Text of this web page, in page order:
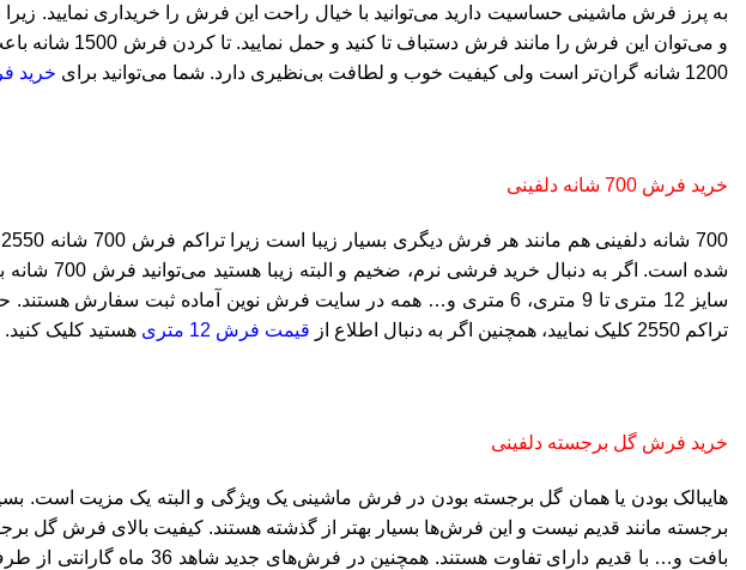
1200 شانه گران‌تر است ولی کیفیت خوب و لطافت بی‌نظیری دارد. شما می‌توانید برای
خرید فرش
خرید فرش 700 شانه دلفینی
شده است.
سایز 12 متری تا 9 متری، 6 متری و… همه در سایت فرش نوین آماده ثبت سفارش هستند. حتی اگر قالیچه یا پادری می‌خواهید می‌توانید خرید خود را از سایت ما انجام دهید. برای
تراکم 2550 کلیک نمایید، همچنین اگر به دنبال اطلاع از
قیمت فرش 12 متری هستید کلیک کنید.
خرید فرش گل برجسته دلفینی
هایبالک بودن یا همان گل برجسته بودن در فرش ماشینی یک ویژگی و البته یک مزیت است.
برجسته مانند قدیم نیست و این فرش‌ها بسیار بهتر از گذشته هستند. کیفیت بالای فرش
بافت و… با قدیم دارای